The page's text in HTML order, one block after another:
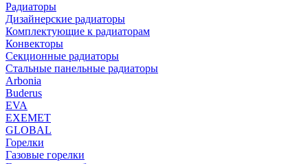
Радиаторы
Дизайнерские радиаторы
Комплектующие к радиаторам
Конвекторы
Секционные радиаторы
Стальные панельные радиаторы
Arbonia
Buderus
EVA
EXEMET
GLOBAL
Горелки
Газовые горелки